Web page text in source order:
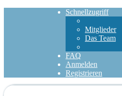
Schnellzugriff
Mitglieder
Das Team
FAQ
Anmelden
Registrieren